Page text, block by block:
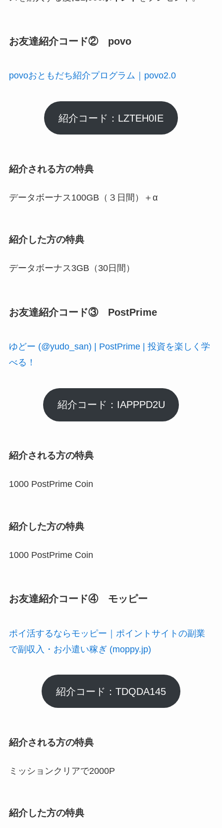
お友達紹介コード② povo
povoおともだち紹介プログラム｜povo2.0
紹介コード：LZTEH0IE
紹介される方の特典
データボーナス100GB（３日間）＋α
紹介した方の特典
データボーナス3GB（30日間）
お友達紹介コード③ PostPrime
ゆどー (@yudo_san) | PostPrime | 投資を楽しく学
べる！
紹介コード：IAPPPD2U
紹介される方の特典
1000 PostPrime Coin
紹介した方の特典
1000 PostPrime Coin
お友達紹介コード④ モッピー
ポイ活するならモッピー｜ポイントサイトの副業
で副収入・お小遣い稼ぎ (moppy.jp)
紹介コード：TDQDA145
紹介される方の特典
ミッションクリアで2000P
紹介した方の特典